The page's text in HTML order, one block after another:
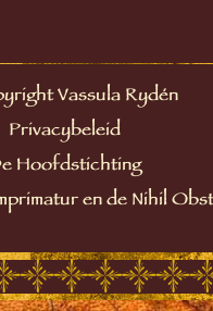
Vassula Rydén
Privacybeleid
Hoofdstichting
en de Nihil